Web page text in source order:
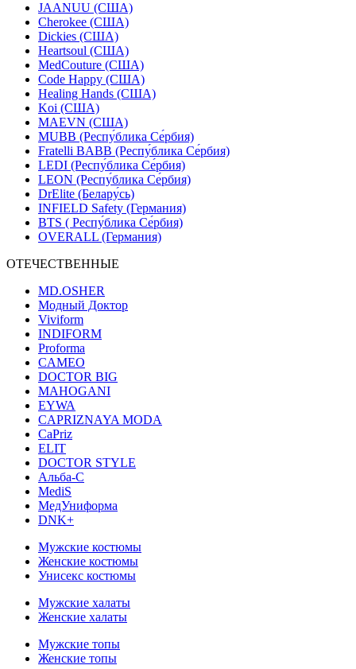
JAANUU (США)
Cherokee (США)
Dickies (США)
Heartsoul (США)
MedCouture (США)
Code Happy (США)
Healing Hands (США)
Koi (США)
MAEVN (США)
MUBB (Респу́блика Се́рбия)
Fratelli BABB (Респу́блика Се́рбия)
LEDI (Респу́блика Се́рбия)
LEON (Респу́блика Се́рбия)
DrElite (Белару́сь)
INFIELD Safety (Германия)
BTS ( Респу́блика Се́рбия)
OVERALL (Германия)
ОТЕЧЕСТВЕННЫЕ
MD.OSHER
Модный Доктор
Viviform
INDIFORM
Proforma
CAMEO
DOCTOR BIG
MAHOGANI
EYWA
CAPRIZNAYA MODA
CaPriz
ELIT
DOCTOR STYLE
Альба-С
MediS
МедУниформа
DNK+
Мужские костюмы
Женские костюмы
Унисекс костюмы
Мужские халаты
Женские халаты
Мужские топы
Женские топы